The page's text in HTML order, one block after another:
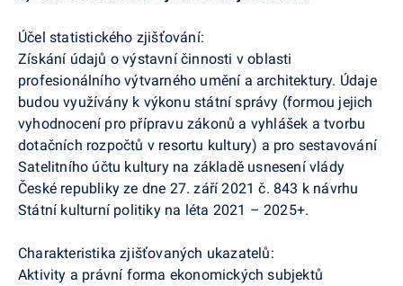
Účel statistického zjišťování:
Získání údajů o výstavní činnosti v oblasti
profesionálního výtvarného umění a architektury. Údaje
budou využívány k výkonu státní správy (formou jejich
vyhodnocení pro přípravu zákonů a vyhlášek a tvorbu
dotačních rozpočtů v resortu kultury) a pro sestavování
Satelitního účtu kultury na základě usnesení vlády
České republiky ze dne 27. září 2021 č. 843 k návrhu
Státní kulturní politiky na léta 2021 – 2025+.
Charakteristika zjišťovaných ukazatelů:
Aktivity a právní forma ekonomických subjektů